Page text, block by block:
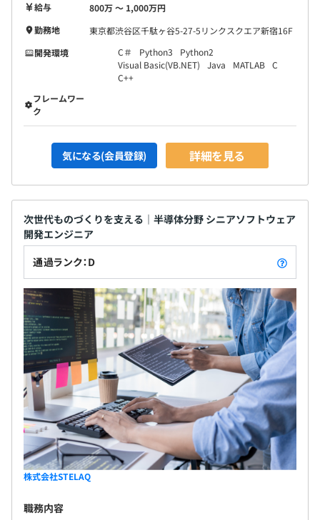
給与
800万 〜 1,000万円
勤務地
東京都渋谷区千駄ヶ谷5-27-5リンクスクエア新宿16F
開発環境
C＃ Python3
Python2
Visual Basic(VB.NET)
Java MATLAB C
C++
フレームワー
ク
気になる(会員登録) 詳細を見る
次世代ものづくりを支える｜半導体分野 シニアソフトウェア
開発エンジニア
通過ランク：D
株式会社STELAQ
職務内容